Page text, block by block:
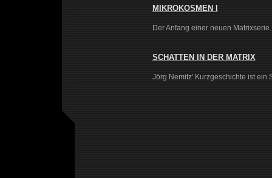
MIKROKOSMEN I
Der Anfang einer neuen
SCHATTEN IN DER MATRIX
Jörg Nemitz' Kurzgeschichte ist ein